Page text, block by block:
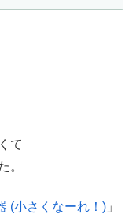
て
。
(小さくなーれ！) 」